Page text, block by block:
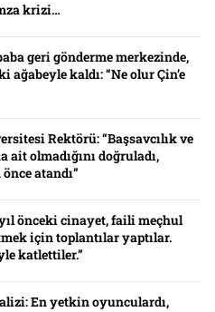
krizi…
geri gönderme merkezinde,
kaldı: “Ne olur Çin’e
Rektörü: “Başsavcılık ve
ait olmadığını doğruladı,
atandı”
yıl önceki cinayet, faili meçhul
için toplantılar yaptılar.
katlettiler.”
En yetkin oyunculardı,